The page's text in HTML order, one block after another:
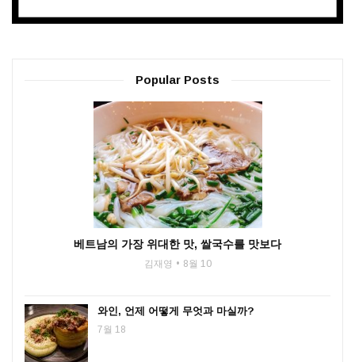
Popular Posts
베트남의 가장 위대한 맛, 쌀국수를 맛보다
김재영 8월 10
와인, 언제 어떻게 무엇과 마실까?
7월 18